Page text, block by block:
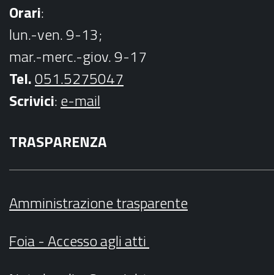
Orari:
lun.-ven. 9-13;
mar.-merc.-giov. 9-17
Tel.051.5275047
Scrivici:e-mail
TRASPARENZA
Amministrazione trasparente
Foia - Accesso agli atti